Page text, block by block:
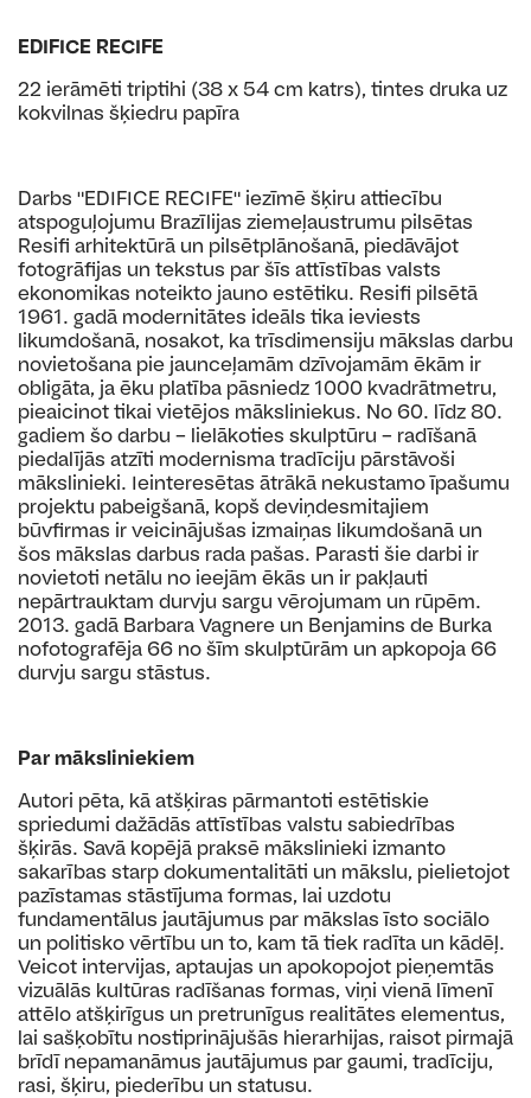
EDIFICE RECIFE
22 ierāmēti triptihi (38 x 54 cm katrs), tintes druka uz
kokvilnas šķiedru papīra
Darbs "EDIFICE RECIFE" iezīmē šķiru attiecību
atspoguļojumu Brazīlijas ziemeļaustrumu pilsētas
Resifi arhitektūrā un pilsētplānošanā, piedāvājot
fotogrāfijas un tekstus par šīs attīstības valsts
ekonomikas noteikto jauno estētiku. Resifi pilsētā
1961. gadā modernitātes ideāls tika ieviests
likumdošanā, nosakot, ka trīsdimensiju mākslas darbu
novietošana pie jaunceļamām dzīvojamām ēkām ir
obligāta, ja ēku platība pāsniedz 1000 kvadrātmetru,
pieaicinot tikai vietējos māksliniekus. No 60. līdz 80.
gadiem šo darbu – lielākoties skulptūru – radīšanā
piedalījās atzīti modernisma tradīciju pārstāvoši
mākslinieki. Ieinteresētas ātrākā nekustamo īpašumu
projektu pabeigšanā, kopš deviņdesmitajiem
būvfirmas ir veicinājušas izmaiņas likumdošanā un
šos mākslas darbus rada pašas. Parasti šie darbi ir
novietoti netālu no ieejām ēkās un ir pakļauti
nepārtrauktam durvju sargu vērojumam un rūpēm.
2013. gadā Barbara Vagnere un Benjamins de Burka
nofotografēja 66 no šīm skulptūrām un apkopoja 66
durvju sargu stāstus.
Par māksliniekiem
Autori pēta, kā atšķiras pārmantoti estētiskie
spriedumi dažādās attīstības valstu sabiedrības
šķirās. Savā kopējā praksē mākslinieki izmanto
sakarības starp dokumentalitāti un mākslu, pielietojot
pazīstamas stāstījuma formas, lai uzdotu
fundamentālus jautājumus par mākslas īsto sociālo
un politisko vērtību un to, kam tā tiek radīta un kādēļ.
Veicot intervijas, aptaujas un apokopojot pieņemtās
vizuālās kultūras radīšanas formas, viņi vienā līmenī
attēlo atšķirīgus un pretrunīgus realitātes elementus,
lai sašķobītu nostiprinājušās hierarhijas, raisot pirmajā
brīdī nepamanāmus jautājumus par gaumi, tradīciju,
rasi, šķiru, piederību un statusu.